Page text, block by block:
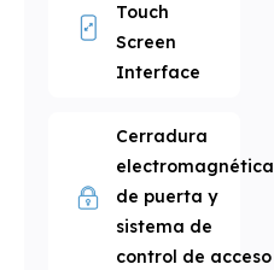
Touch
Screen
Interface
Cerradura
electromagnética
de puerta y
sistema de
control de acceso